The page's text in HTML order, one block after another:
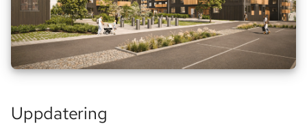
r
k
Markförsäljning
Parkering
Seniorklubben
Vår fastighet
Avtal & Tjänster
Uppdatering